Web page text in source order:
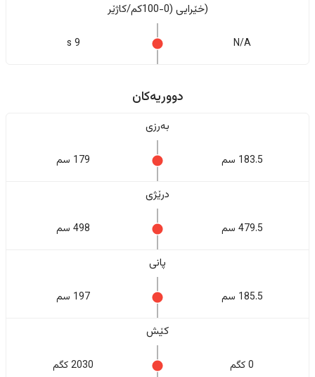
(خێرایی (0-100کم/کاژێر
N/A
9 s
دووریەکان
بەرزی
183.5 سم 179 سم
درێژی
479.5 سم 498 سم
پانی
185.5 سم 197 سم
کێش
0 کگم 2030 کگم